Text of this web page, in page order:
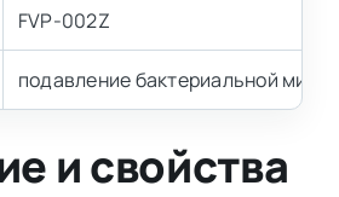
FVP-002Z
подавление бактериальной
и свойства